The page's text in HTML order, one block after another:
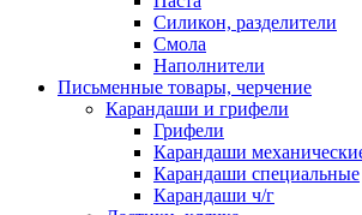
Силикон, разделители
Смола
Наполнители
Письменные товары, черчение
Карандаши и грифели
Грифели
Карандаши
Карандаши специальные
Карандаши ч/г